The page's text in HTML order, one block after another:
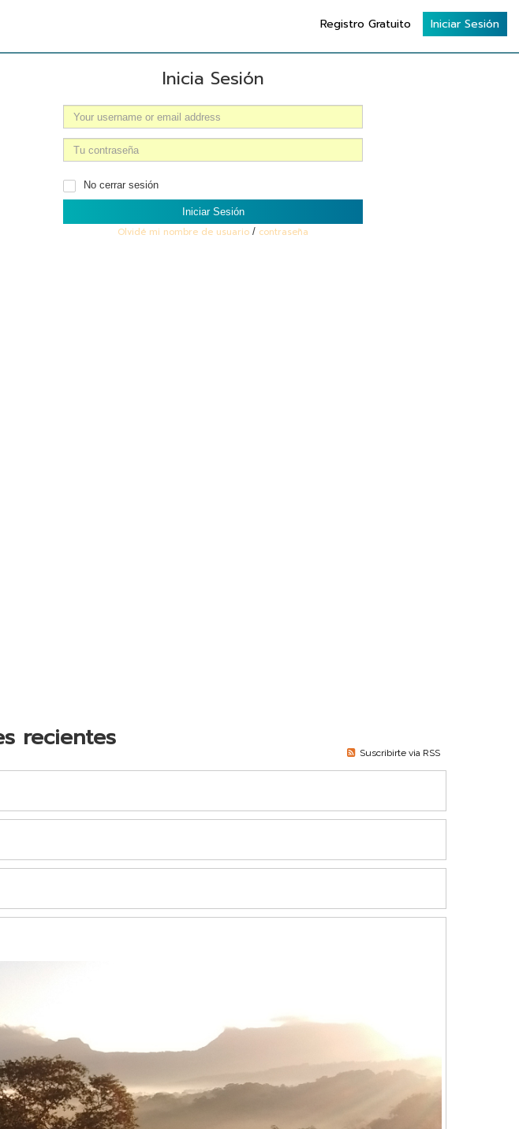
Registro Gratuito Iniciar Sesión
Inicia Sesión
No cerrar sesión
Iniciar Sesión
Olvidé mi nombre de usuario / contraseña
recientes Suscribirte via RSS